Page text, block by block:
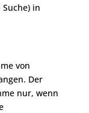
in
von
Der
nur, wenn